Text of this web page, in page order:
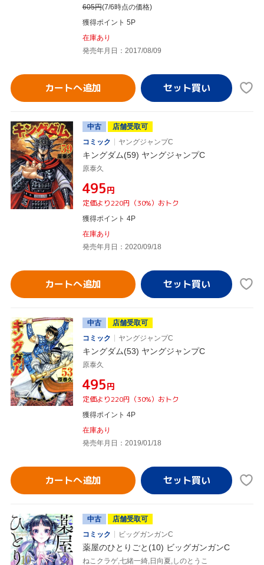
605円(7/6時点の価格)
獲得ポイント 5P
在庫あり
発売年月日：2017/08/09
カートへ追加
中古
店舗受取可
コミック
ヤングジャンプC
キングダム(59) ヤングジャンプC
原泰久
¥495円
定価より220円（30%）おトク
獲得ポイント 4P
在庫あり
発売年月日：2020/09/18
カートへ追加
中古
店舗受取可
コミック
ヤングジャンプC
キングダム(53) ヤングジャンプC
原泰久
¥495円
定価より220円（30%）おトク
獲得ポイント 4P
在庫あり
発売年月日：2019/01/18
カートへ追加
中古
店舗受取可
コミック
ビッグガンガンC
薬屋のひとりごと(10) ビッグガンガンC
ねこクラゲ,七緒一綺,日向夏,しのとうこ